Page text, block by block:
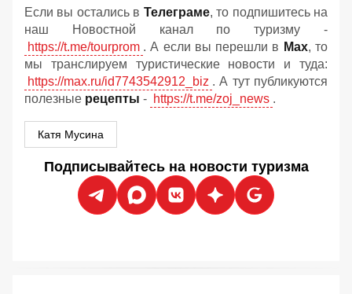
Если вы остались в Телеграме, то подпишитесь на
наш Новостной канал по туризму -
https://t.me/tourprom . А если вы перешли в Мах, то
мы транслируем туристические новости и туда:
https://max.ru/id7743542912_biz . А тут публикуются
полезные рецепты - https://t.me/zoj_news .
Катя Мусина
Подписывайтесь на новости туризма